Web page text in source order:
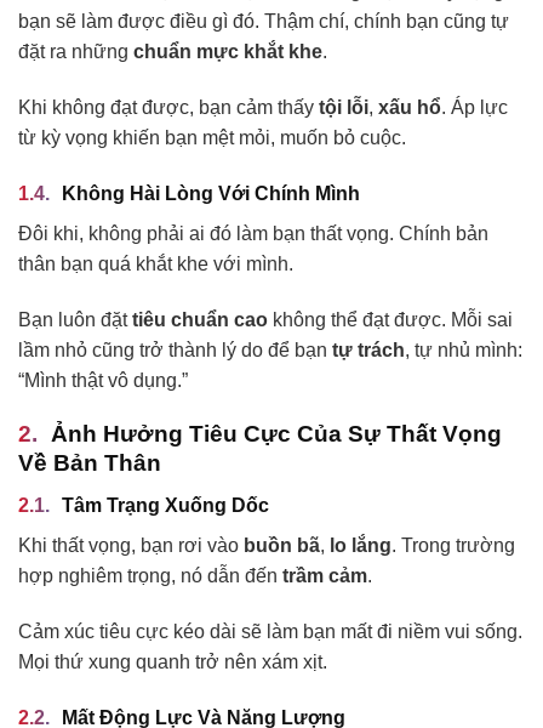
bạn sẽ làm được điều gì đó. Thậm chí, chính bạn cũng tự
đặt ra những chuẩn mực khắt khe.
Khi không đạt được, bạn cảm thấy tội lỗi, xấu hổ. Áp lực
từ kỳ vọng khiến bạn mệt mỏi, muốn bỏ cuộc.
Không Hài Lòng Với Chính Mình
Đôi khi, không phải ai đó làm bạn thất vọng. Chính bản
thân bạn quá khắt khe với mình.
Bạn luôn đặttiêu chuẩn cao không thể đạt được. Mỗi sai
lầm nhỏ cũng trở thành lý do để bạn tự trách, tự nhủ mình:
“Mình thật vô dụng.”
Ảnh Hưởng Tiêu Cực Của Sự Thất Vọng
Về Bản Thân
Tâm Trạng Xuống Dốc
Khi thất vọng, bạn rơi vào buồn bã, lo lắng. Trong trường
hợp nghiêm trọng, nó dẫn đến trầm cảm.
Cảm xúc tiêu cực kéo dài sẽ làm bạn mất đi niềm vui sống.
Mọi thứ xung quanh trở nên xám xịt.
Mất Động Lực Và Năng Lượng